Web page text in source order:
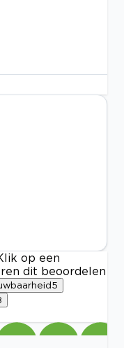
op een
dit beoordelen
5